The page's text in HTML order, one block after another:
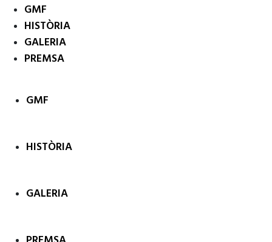
GMF
HISTÒRIA
GALERIA
PREMSA
GMF
HISTÒRIA
GALERIA